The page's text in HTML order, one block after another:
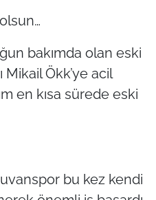
bakımda olan eski
Ökk’ye acil
en kısa sürede eski
bu kez kendi